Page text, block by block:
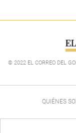
© 2022 EL CORREO DEL
QUIÉNES